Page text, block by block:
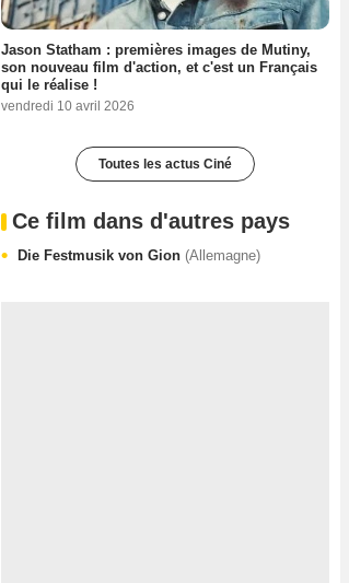
Jason Statham : premières images de Mutiny,
son nouveau film d'action, et c'est un Français
qui le réalise !
vendredi 10 avril 2026
Toutes les actus Ciné
Ce film dans d'autres pays
Die Festmusik von Gion (Allemagne)